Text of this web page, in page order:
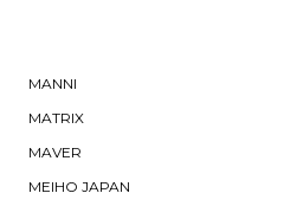
MANNI
MATRIX
MAVER
MEIHO JAPAN